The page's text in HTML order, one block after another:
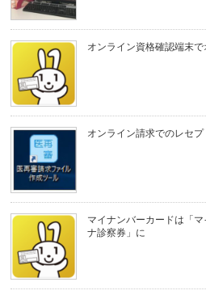
オンライン資格確認端末
オンライン請求でのレセ
マイナンバーカードは「
ナ診察券」に